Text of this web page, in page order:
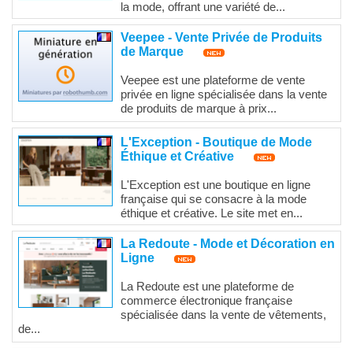
la mode, offrant une variété de...
Veepee - Vente Privée de Produits
de Marque
Veepee est une plateforme de vente
privée en ligne spécialisée dans la vente
de produits de marque à prix...
L'Exception - Boutique de Mode
Éthique et Créative
L'Exception est une boutique en ligne
française qui se consacre à la mode
éthique et créative. Le site met en...
La Redoute - Mode et Décoration en
Ligne
La Redoute est une plateforme de
commerce électronique française
spécialisée dans la vente de vêtements,
de...